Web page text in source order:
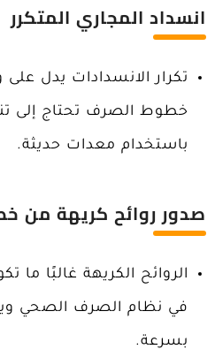
انسداد المجاري المتكرر
تكرار الانسدادات يدل
خطوط الصرف تحتاج
باستخدام معدات حديثة.
صدور روائح كريهة من
الروائح الكريهة غالبًا ما
في نظام الصرف الصحي
بسرعة.